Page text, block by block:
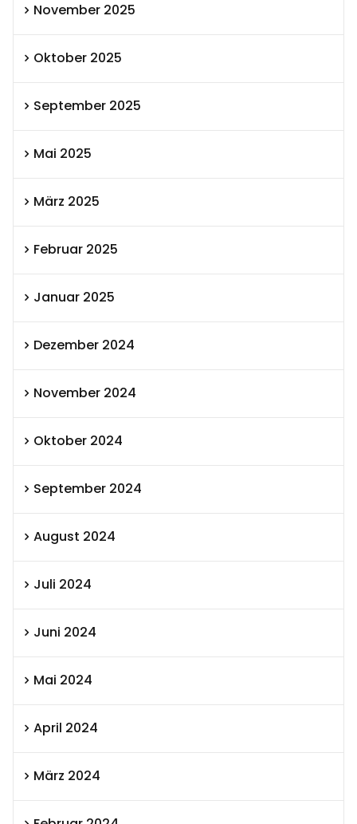
November 2025
Oktober 2025
September 2025
Mai 2025
März 2025
Februar 2025
Januar 2025
Dezember 2024
November 2024
Oktober 2024
September 2024
August 2024
Juli 2024
Juni 2024
Mai 2024
April 2024
März 2024